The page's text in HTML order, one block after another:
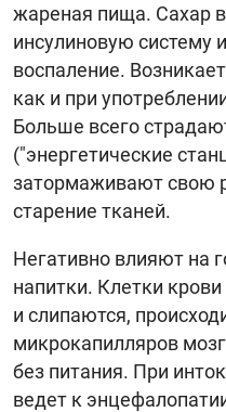
жареная пища. Сахар
инсулиновую систему
воспаление.
как и при
Больше всего
("энергетические
затормаживают свою
старение тканей.
Негативно влияют на
напитки. Клетки
и слипаются,
микрокапилляров
без питания. При
ведет к